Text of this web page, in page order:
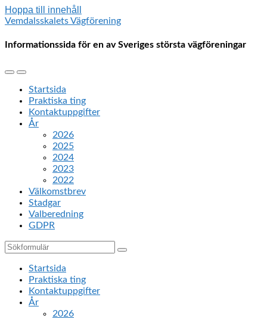
Hoppa till innehåll
Vemdalsskalets Vägförening
Informationssida för en av Sveriges största vägföreningar
Slå
mobilmenyn
Slå
på/av
sökfältet
Startsida
Praktiska ting
Kontaktuppgifter
År
2026
2025
2024
2023
2022
Välkomstbrev
Stadgar
Valberedning
GDPR
Sök
Startsida
Praktiska ting
Kontaktuppgifter
År
2026